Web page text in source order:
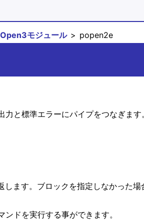
Open3モジュール popen2e
と標準エラーにパイプをつなぎま
ます。ブロックを指定しなかった
ドを実行する事ができます。